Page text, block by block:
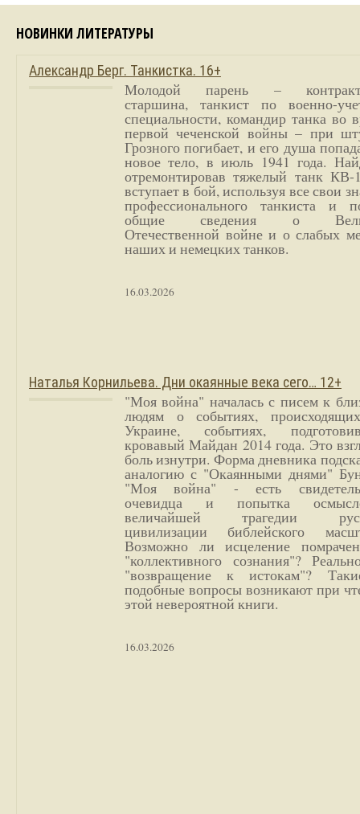
НОВИНКИ ЛИТЕРАТУРЫ
Александр Берг. Танкистка. 16+
Молодой парень –
старшина, танкист по военно-
специальности, командир танка во
первой чеченской войны – при
Грозного погибает, и его душа
новое тело, в июль 1941 года.
отремонтировав тяжелый танк
вступает в бой, используя все свои
профессионального танкиста и
общие сведения о
Отечественной войне и о слабых
наших и немецких танков.
16.03.2026
Наталья Корнильева. Дни окаянные века сего… 12+
"Моя война" началась с писем к
людям о событиях,
Украине, событиях,
кровавый Майдан 2014 года. Это
боль изнутри. Форма дневника
аналогию с "Окаянными днями"
"Моя война" - есть
очевидца и попытка
величайшей трагедии
цивилизации библейского
Возможно ли исцеление
"коллективного сознания"?
"возвращение к истокам"?
подобные вопросы возникают при
этой невероятной книги.
16.03.2026